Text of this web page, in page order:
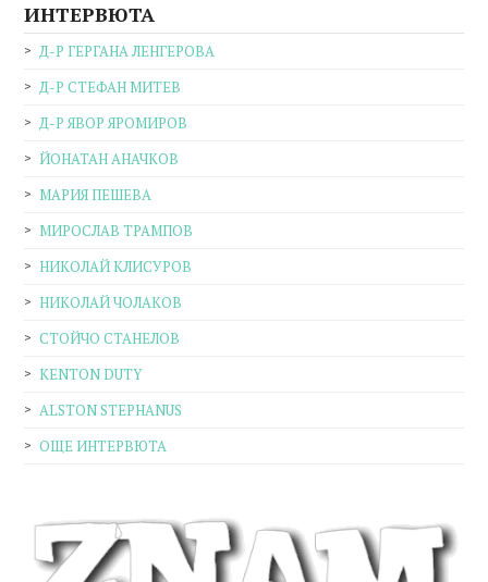
ИНТЕРВЮТА
Д-Р ГЕРГАНА ЛЕНГЕРОВА
Д-Р СТЕФАН МИТЕВ
Д-Р ЯВОР ЯРОМИРОВ
ЙОНАТАН АНАЧКОВ
МАРИЯ ПЕШЕВА
МИРОСЛАВ ТРАМПОВ
НИКОЛАЙ КЛИСУРОВ
НИКОЛАЙ ЧОЛАКОВ
СТОЙЧО СТАНЕЛОВ
KENTON DUTY
ALSTON STEPHANUS
ОЩЕ ИНТЕРВЮТА